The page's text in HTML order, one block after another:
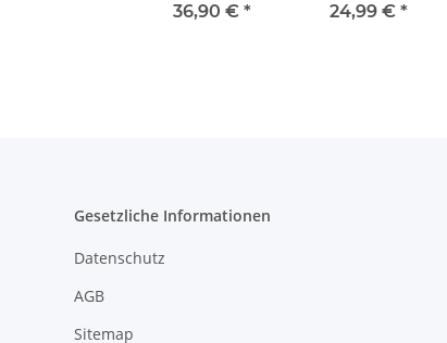
36,90 € *
- 120 cm
24,99 € *
Gesetzliche Informationen
Datenschutz
AGB
Sitemap